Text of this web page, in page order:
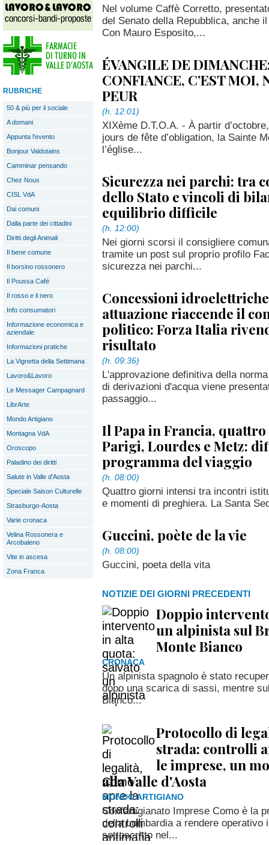
RUBRICHE
50 & più per il sociale
A domani
Appunta l'evento
Bonjour Valdotains
Camminar pensando
Chez Nous
CISL VdA
Dai comuni
Dalla parte dei cittadini
Diritti degli Animali
Il bene comune
Il borsino rossonero
Il Poussa Café
Il rosso e il nero
Info consumatori
Informazione economica e
aziendale
Informazioni pratiche
La Vignetta della Settimana
Lavoro&Lavoro
Le Messager Campagnard
LibrArte
Mondo Artigiano
Montagna VdA
Oroscopo
Paladino dei diritti
Salute in Valle d'Aosta
Speciale Saison Culturelle
Strasburgo-Aosta
Varie cronaca
Velina Rossonera e
Arcobaleno
Vite in ascesa
Zona Franca
Nel volume Caffè Corretto,
del Senato della Repubblica, anche
Con Mauro Esposito,...
ÉVANGILE DE
CONFIANCE, C’EST MOI,
PEUR
(h. 12:01)
XIXème D.T.O.A. - À partir
jours de fête d’obligation, la Sainte
l’église...
Sicurezza nei parchi: tra
dello Stato e vincoli di
equilibrio difficile
(h. 12:00)
Nei giorni scorsi il consigliere
tramite un post sul proprio profilo
sicurezza nei parchi...
Concessioni
attuazione riaccende il
politico: Forza Italia
risultato
(h. 09:36)
L'approvazione definitiva della
di derivazioni d'acqua viene
passaggio...
Il Papa in Francia,
Parigi, Lourdes e Metz:
programma del viaggio
(h. 08:00)
Quattro giorni intensi tra incontri
e momenti di preghiera. La Santa
Guccini, poète de la vie
(h. 08:00)
Guccini, poeta della vita
NOTIZIE DEI GIORNI PRECEDENTI
Doppio
un alpinista sul
Monte Bianco
CRONACA
Un alpinista spagnolo è stato
dopo una scarica di sassi, mentre
Bianco...
Protocollo di
strada: controlli
le imprese, un
alla Valle d'Aosta
MONDO ARTIGIANO
Confartigianato Imprese Como è la
della Lombardia a rendere operativo
sottoscritto nel...